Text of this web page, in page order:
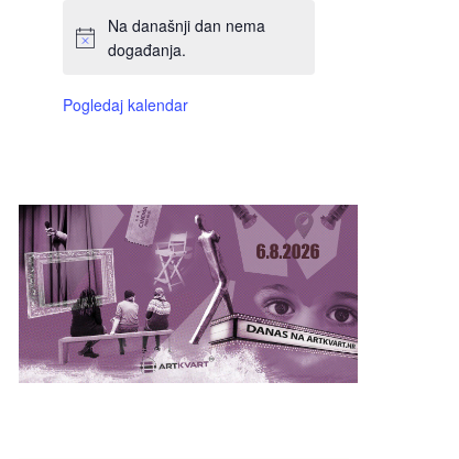
Na današnji dan nema
događanja.
Pogledaj kalendar